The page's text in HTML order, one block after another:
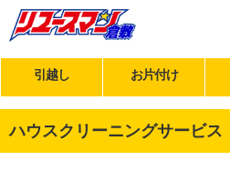
引越し お片付け
ハウスクリーニングサービス